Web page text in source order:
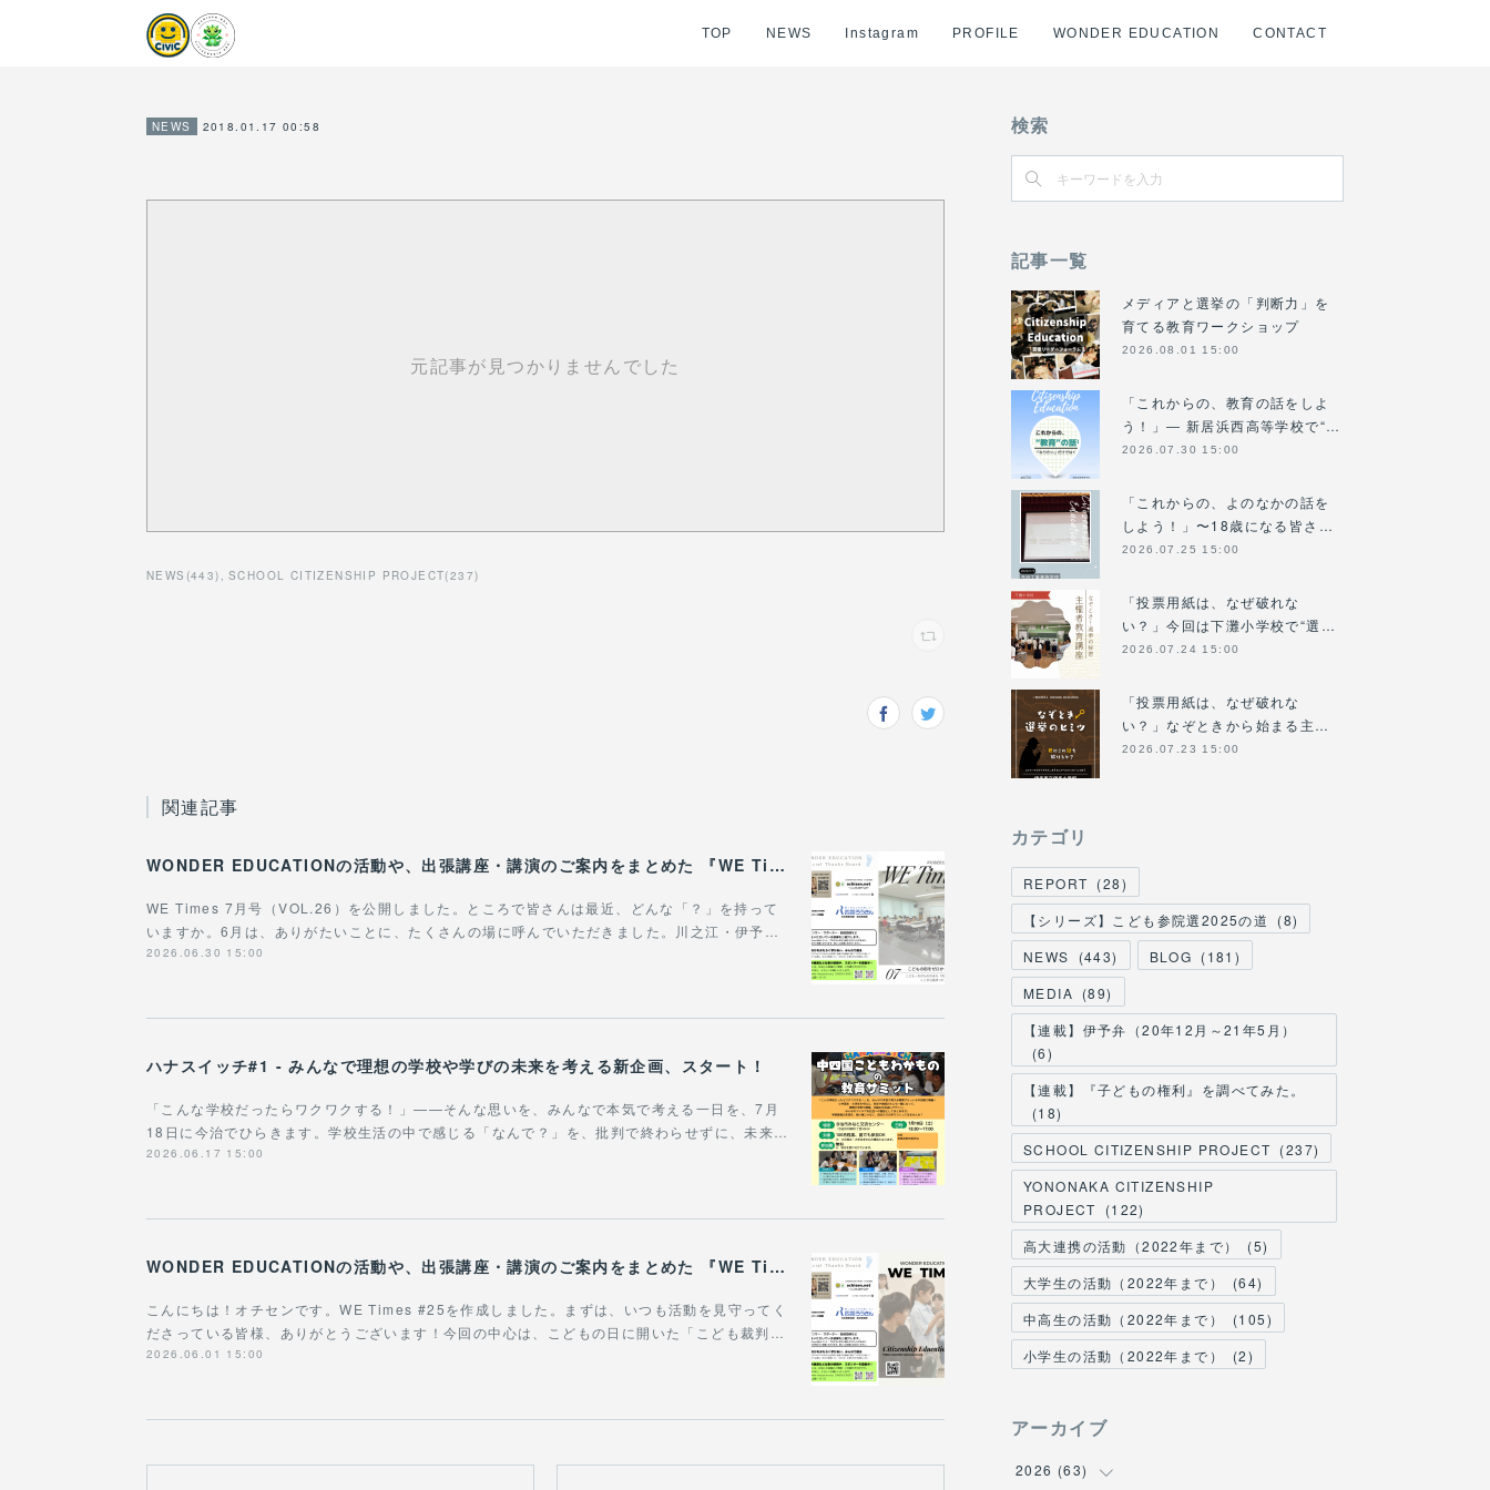
TOP NEWS Instagram PROFILE WONDER EDUCATION CONTACT
NEWS 2018.01.17 00:58
元記事が見つかりませんでした
NEWS (443) SCHOOL CITIZENSHIP PROJECT(237)
関連記事
WONDER EDUCATIONの活動や、出張講座・講演のご案内をまとめた 『WE Times #26』を公開しました！
WE Times 7月号（VOL.26）を公開しました。ところで皆さんは最近、どんな「？」を持って
いますか。6月は、ありがたいことに、たくさんの場に呼んでいただきました。川之江・伊予…
2026.06.30 15:00
ハナスイッチ#1 - みんなで理想の学校や学びの未来を考える新企画、スタート！
「こんな学校だったらワクワクする！」——そんな思いを、みんなで本気で考える一日を、7月
18日に今治でひらきます。学校生活の中で感じる「なんで？」を、批判で終わらせずに、未来…
2026.06.17 15:00
WONDER EDUCATIONの活動や、出張講座・講演のご案内をまとめた 『WE Times #25』を公開しました！
こんにちは！オチセンです。WE Times #25を作成しました。まずは、いつも活動を見守ってく
ださっている皆様、ありがとうございます！今回の中心は、こどもの日に開いた「こども裁判…
2026.06.01 15:00
検索
記事一覧
メディアと選挙の「判断力」を
育てる教育ワークショップ
2026.08.01 15:00
「これからの、教育の話をしよ
う！」― 新居浜西高等学校で“…
2026.07.30 15:00
「これからの、よのなかの話を
しよう！」〜18歳になる皆さ…
2026.07.25 15:00
「投票用紙は、なぜ破れな
い？」今回は下灘小学校で“選…
2026.07.24 15:00
「投票用紙は、なぜ破れな
い？」なぞときから始まる主…
2026.07.23 15:00
カテゴリ
REPORT (28)
【シリーズ】こども参院選2025の道
(8)
NEWS
(443) BLOG (181 )
MEDIA (89)
【連載】伊予弁（20年12月～21年5月）
(6)
【連載】『子どもの権利』を調べてみた。
(18)
SCHOOL CITIZENSHIP PROJECT (237)
YONONAKA CITIZENSHIP
PROJECT
(122)
高大連携の活動（2022年まで）
(5)
大学生の活動（2022年まで）
(64)
中高生の活動（2022年まで）
(105)
小学生の活動（2022年まで）
(2)
アーカイブ
2026 (63)